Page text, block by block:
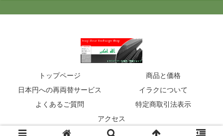
トップページ
商品と価格
日本円への再両替サービス
イラクについて
よくあるご質問
特定商取引法表示
アクセス